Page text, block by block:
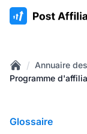
:site.title
Home
/ Annuaire
Programme
Glossaire